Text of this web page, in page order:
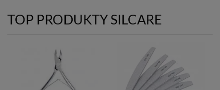
TOP PRODUKTY SILCARE